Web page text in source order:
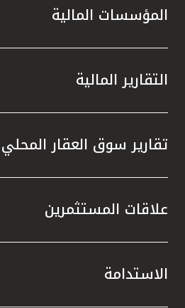
المؤسسات المالية
التقارير المالية
تقارير سوق العقار المحلي
علاقات المستثمرين
الاستدامة